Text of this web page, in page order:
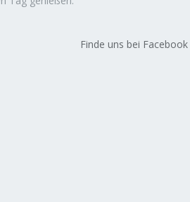
Finde uns bei Facebook